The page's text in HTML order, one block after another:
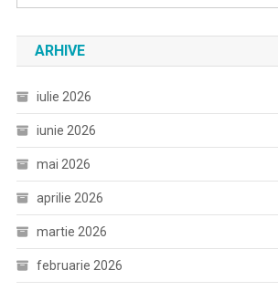
ARHIVE
iulie 2026
iunie 2026
mai 2026
aprilie 2026
martie 2026
februarie 2026